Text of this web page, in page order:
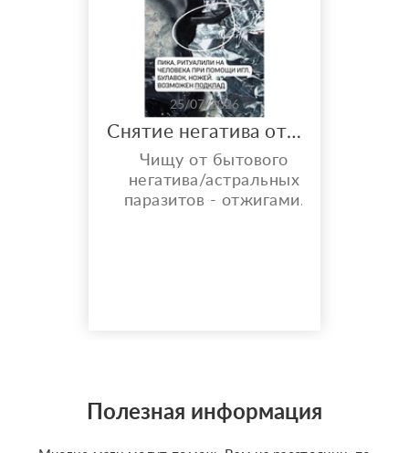
25/07/2026
Снятие негатива отжигами
Чищу от бытового
негатива/астральных
паразитов - отжигами.
связей с людьми или
прошлыми ситуациями. °
Полезная информация